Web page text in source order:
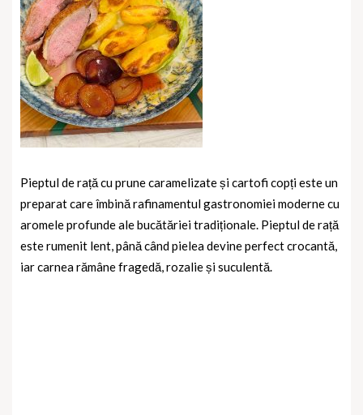
Pieptul de rață cu prune caramelizate și cartofi copți este un
preparat care îmbină rafinamentul gastronomiei moderne cu
aromele profunde ale bucătăriei tradiționale. Pieptul de rață
este rumenit lent, până când pielea devine perfect crocantă,
iar carnea rămâne fragedă, rozalie și suculentă.